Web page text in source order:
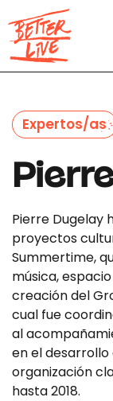
Expertos/as
Pierre Dugelay
proyectos
Summertime,
música,
creación del
cual fue
al
en el
organización
hasta 2018.
Panel de gestión